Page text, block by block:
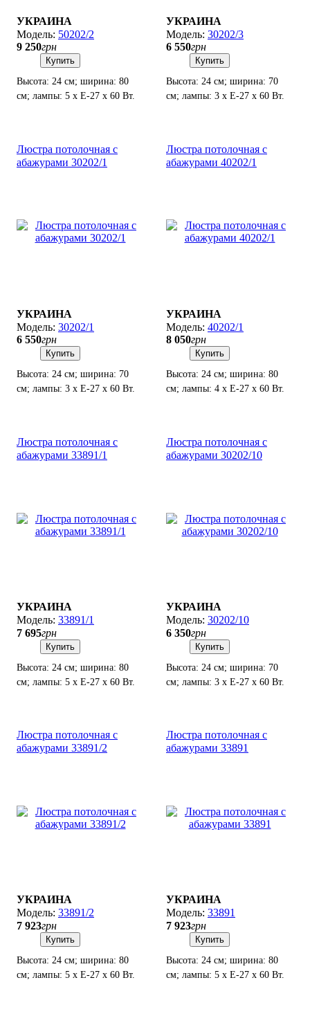
УКРАИНА
50202/2
9 250грн
Купить
Высота: 24 см; ширина: 80
см; лампы: 5 х Е-27 х 60 Вт.
УКРАИНА
30202/3
6 550грн
Купить
Высота: 24 см; ширина: 70
см; лампы: 3 х Е-27 х 60 Вт.
Люстра потолочная с
абажурами 30202/1
УКРАИНА
30202/1
6 550грн
Купить
Высота: 24 см; ширина: 70
см; лампы: 3 х Е-27 х 60 Вт.
Люстра потолочная с
абажурами 40202/1
УКРАИНА
40202/1
8 050грн
Купить
Высота: 24 см; ширина: 80
см; лампы: 4 х Е-27 х 60 Вт.
Люстра потолочная с
абажурами 33891/1
УКРАИНА
33891/1
7 695грн
Купить
Высота: 24 см; ширина: 80
см; лампы: 5 х Е-27 х 60 Вт.
Люстра потолочная с
абажурами 30202/10
УКРАИНА
30202/10
6 350грн
Купить
Высота: 24 см; ширина: 70
см; лампы: 3 х Е-27 х 60 Вт.
Люстра потолочная с
абажурами 33891/2
УКРАИНА
33891/2
7 923грн
Купить
Высота: 24 см; ширина: 80
см; лампы: 5 х Е-27 х 60 Вт.
Люстра потолочная с
абажурами 33891
УКРАИНА
33891
7 923грн
Купить
Высота: 24 см; ширина: 80
см; лампы: 5 х Е-27 х 60 Вт.